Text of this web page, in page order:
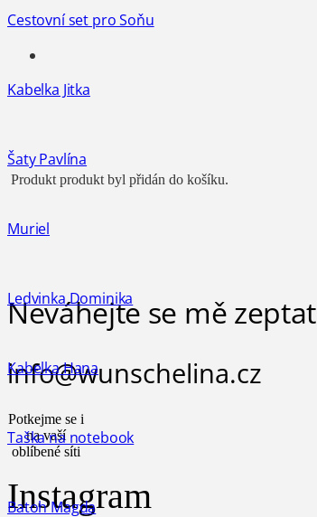
Produkt produkt byl přidán do košíku.
Cestovní set pro Soňu
Kabelka Jitka
Šaty Pavlína
Muriel
Ledvinka Dominika
Kabelka Hana
Taška na notebook
Batoh Magda
Neváhejte se mě zeptat
info@wunschelina.cz
Potkejme se i
na vaší
oblíbené síti
Instagram